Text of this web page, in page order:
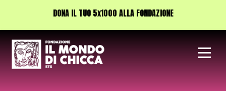
Vai
al
contenuto
DONA IL TUO 5x1000 ALLA FONDAZIONE